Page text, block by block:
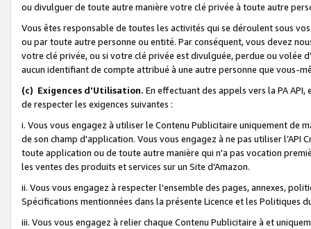
ou divulguer de toute autre manière votre clé privée à toute autre
Vous êtes responsable de toutes les activités qui se déroulent sous
ou par toute autre personne ou entité. Par conséquent, vous devez
votre clé privée, ou si votre clé privée est divulguée, perdue ou volée
aucun identifiant de compte attribué à une autre personne que vous-
(c) Exigences d'Utilisation. En effectuant des appels vers la PA
de respecter les exigences suivantes :
i. Vous vous engagez à utiliser le Contenu Publicitaire uniquement de
de son champ d'application. Vous vous engagez à ne pas utiliser l’API
toute application ou de toute autre manière qui n'a pas vocation
les ventes des produits et services sur un Site d'Amazon.
ii. Vous vous engagez à respecter l'ensemble des pages, annexes,
Spécifications mentionnées dans la présente Licence et les Politiques
iii. Vous vous engagez à relier chaque Contenu Publicitaire à et